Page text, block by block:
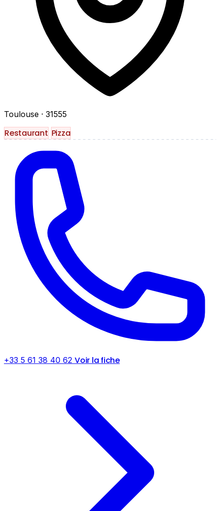
Toulouse · 31555
Restaurant Pizza
+33 5 61 38 40 62 Voir la fiche